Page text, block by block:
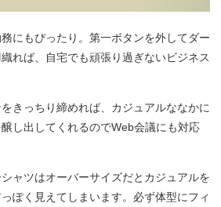
にもぴったり。第一ボタンを外してダー
れば、自宅でも頑張り過ぎないビジネス
きっちり締めれば、カジュアルななかに
し出してくれるのでWeb会議にも対応
ャツはオーバーサイズだとカジュアルを
ぽく見えてしまいます。必ず体型にフィ